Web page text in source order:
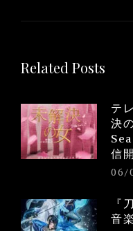
Related Posts
テ
決
信
06/
『
音